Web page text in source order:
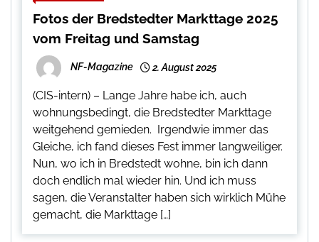
Fotos der Bredstedter Markttage 2025
vom Freitag und Samstag
NF-Magazine 2. August 2025
(CIS-intern) – Lange Jahre habe ich, auch
wohnungsbedingt, die Bredstedter Markttage
weitgehend gemieden. Irgendwie immer das
Gleiche, ich fand dieses Fest immer langweiliger.
Nun, wo ich in Bredstedt wohne, bin ich dann
doch endlich mal wieder hin. Und ich muss
sagen, die Veranstalter haben sich wirklich Mühe
gemacht, die Markttage […]